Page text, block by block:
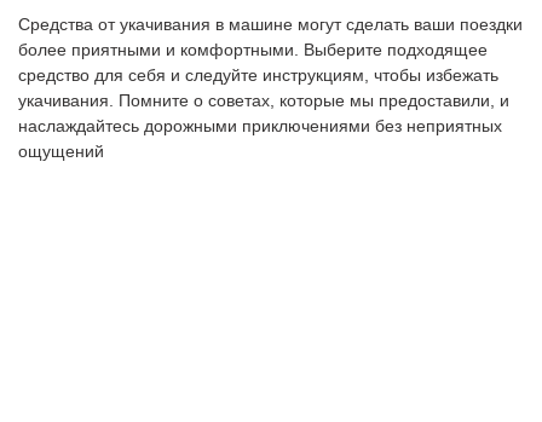
Средства от укачивания в машине могут сделать ваши поездки
более приятными и комфортными. Выберите подходящее
средство для себя и следуйте инструкциям, чтобы избежать
укачивания. Помните о советах, которые мы предоставили, и
наслаждайтесь дорожными приключениями без неприятных
ощущений